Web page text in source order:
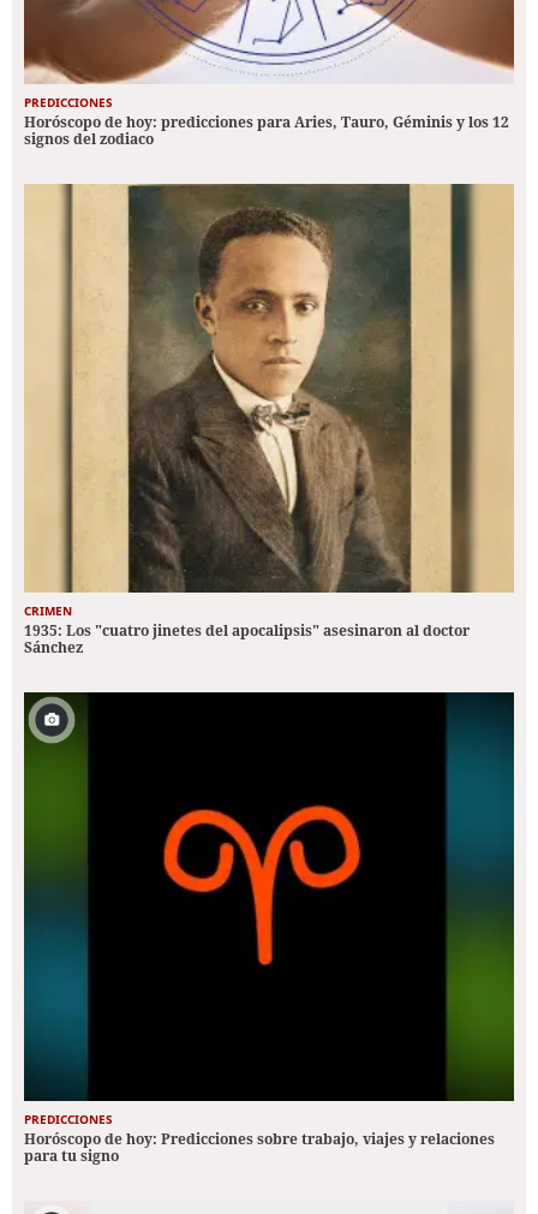
PREDICCIONES
Horóscopo de hoy: predicciones para Aries, Tauro, Géminis y los 12
signos del zodiaco
CRIMEN
1935: Los "cuatro jinetes del apocalipsis" asesinaron al doctor
Sánchez
PREDICCIONES
Horóscopo de hoy: Predicciones sobre trabajo, viajes y relaciones
para tu signo